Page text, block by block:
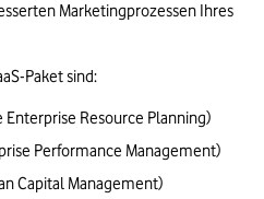
Marketingprozessen Ihres
Paket sind:
Enterprise Resource Planning)
Performance Management)
Capital Management)